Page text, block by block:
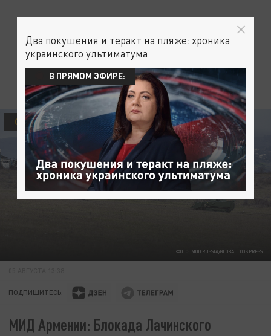
ФОТО: MOD RUSSIA/GLOBALLOOKPRESS
ОБЩЕСТВО
ПОДПИШИТЕСЬ:
МИД Армении: Блокада Лачинского
Два покушения и теракт на пляже: хроника
украинского ультиматума
В ПРЯМОМ ЭФИРЕ: